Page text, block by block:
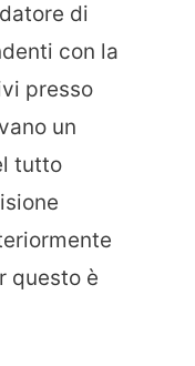
di
con la
presso
un
tutto
questo è